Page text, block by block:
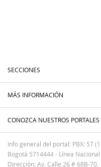
SECCIONES
MÁS INFORMACIÓN
CONOZCA NUESTROS PORTALES
Info general del portal: PBX: 57
Bogotá 5714444 - Línea
Dirección: Av. Calle 26 # 68B-70.